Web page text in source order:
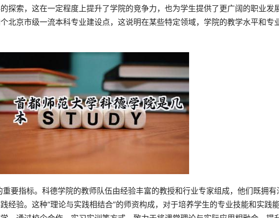
探索，这在一定程度上提升了学院的竞争力，也为学生提供了更广阔的职业发
北京市级一流本科专业建设点，这说明在某些特定领域，学院的教学水平和专
经验。这种“理论与实践相结合”的师资构成，对于培养学生的专业技能和实践